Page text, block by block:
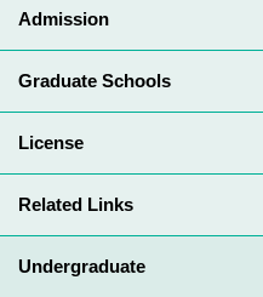
Undergraduate
Admission
Graduate Schools
License
Related Links